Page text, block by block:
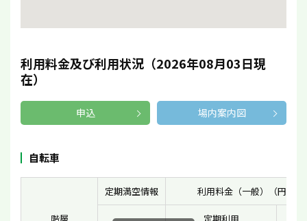
利用料金及び利用状況（2026年08月03日現
在）
申込 場内案内図
自転車
定期満空情報 利用料金（一般）（円）